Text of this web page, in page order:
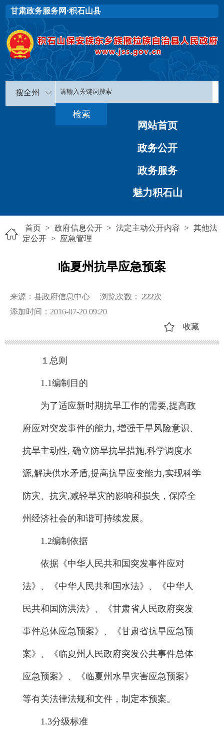
甘肃政务服务网·积石山县
搜全州
网站首页
政务公开
政务服务
魅力积石山
首页 > 政府信息公开 > 法定主动公开内容 > 其他法
定公开 > 应急管理
临夏州抗旱应急预案
来源：县政府信息中心 浏览次数： 222次
添加时间：2016-07-20 09:20
收藏
１总则
1.1编制目的
为了适应新时期抗旱工作的需要,提高政
府应对突发事件的能力, 增强干旱风险意识、
抗旱主动性, 确立防旱抗旱措施,科学调度水
源,解决供水矛盾,提高抗旱应变能力,实现科学
防灾、抗灾,减轻旱灾的影响和损失，保障全
州经济社会的和谐可持续发展。
1.2编制依据
依据《中华人民共和国突发事件应对
法》、《中华人民共和国水法》、《中华人
民共和国防洪法》、《甘肃省人民政府突发
事件总体应急预案》、《甘肃省抗旱应急预
案》、《临夏州人民政府突发公共事件总体
应急预案》、《临夏州水旱灾害应急预案》
等有关法律法规和文件，制定本预案。
1.3分级标准